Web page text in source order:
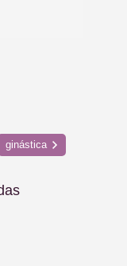
ginástica